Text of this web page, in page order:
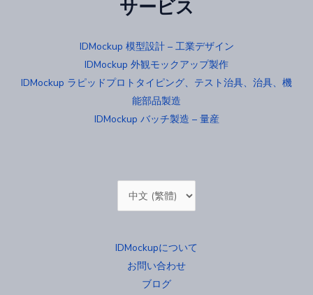
サービス
IDMockup 模型設計 – 工業デザイン
IDMockup 外観モックアップ製作
IDMockup ラピッドプロトタイピング、テスト治具、治具、機
能部品製造
IDMockup バッチ製造 – 量産
Choose
a
IDMockupについて
お問い合わせ
ブログ